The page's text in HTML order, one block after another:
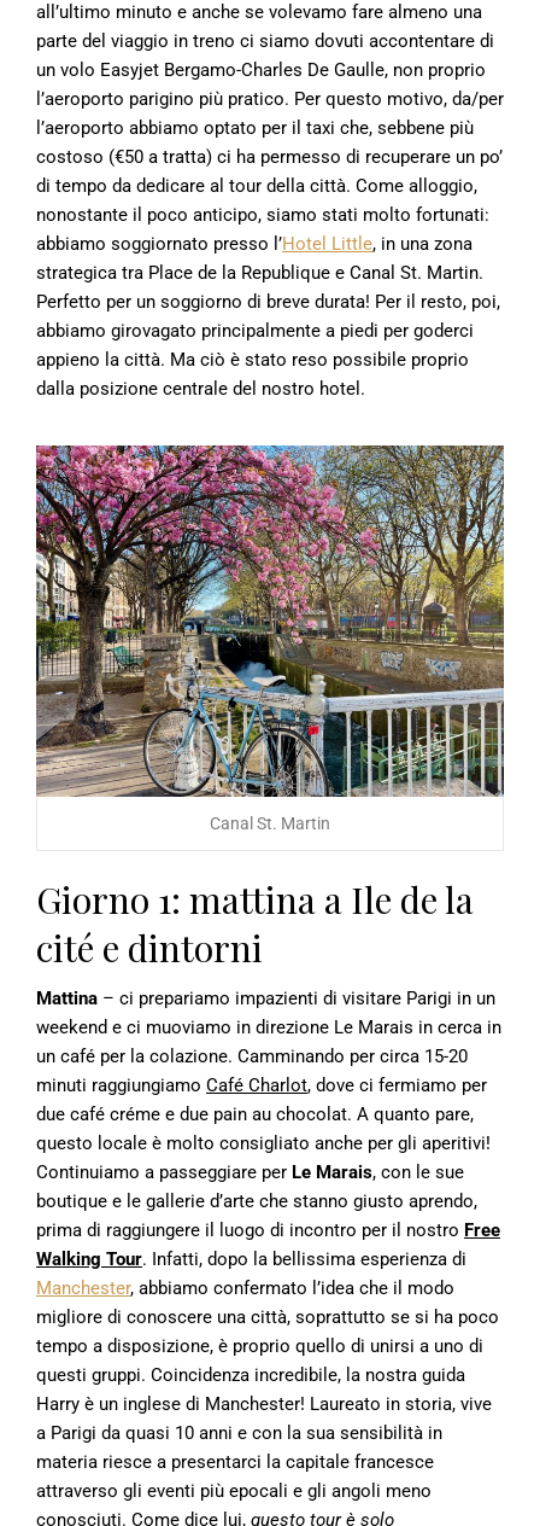
all’ultimo minuto e anche se volevamo fare almeno una
parte del viaggio in treno ci siamo dovuti accontentare di
un volo Easyjet Bergamo-Charles De Gaulle, non proprio
l’aeroporto parigino più pratico. Per questo motivo, da/per
l’aeroporto abbiamo optato per il taxi che, sebbene più
costoso (€50 a tratta) ci ha permesso di recuperare un po’
di tempo da dedicare al tour della città. Come alloggio,
nonostante il poco anticipo, siamo stati molto fortunati:
abbiamo soggiornato presso l’Hotel Little, in una zona
strategica tra Place de la Republique e Canal St. Martin.
Perfetto per un soggiorno di breve durata! Per il resto, poi,
abbiamo girovagato principalmente a piedi per goderci
appieno la città. Ma ciò è stato reso possibile proprio
dalla posizione centrale del nostro hotel.
Canal St. Martin
Giorno 1: mattina a Ile de la
cité e dintorni
Mattina – ci prepariamo impazienti di visitare Parigi in un
weekend e ci muoviamo in direzione Le Marais in cerca in
un café per la colazione. Camminando per circa 15-20
minuti raggiungiamo Café Charlot, dove ci fermiamo per
due café créme e due pain au chocolat. A quanto pare,
questo locale è molto consigliato anche per gli aperitivi!
Continuiamo a passeggiare per Le Marais, con le sue
boutique e le gallerie d’arte che stanno giusto aprendo,
prima di raggiungere il luogo di incontro per il nostro Free
Walking Tour. Infatti, dopo la bellissima esperienza di
Manchester, abbiamo confermato l’idea che il modo
migliore di conoscere una città, soprattutto se si ha poco
tempo a disposizione, è proprio quello di unirsi a uno di
questi gruppi. Coincidenza incredibile, la nostra guida
Harry è un inglese di Manchester! Laureato in storia, vive
a Parigi da quasi 10 anni e con la sua sensibilità in
materia riesce a presentarci la capitale francesce
attraverso gli eventi più epocali e gli angoli meno
conosciuti. Come dice lui, questo tour è solo